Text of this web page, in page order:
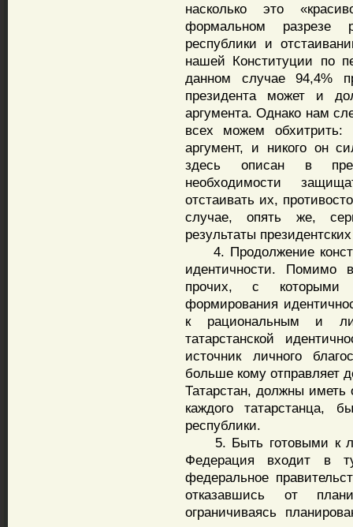
насколько это
формальном разрезе
республики и
нашей Конституции по
данном случае 94,4%
президента может и
аргумента. Однако нам
всех можем
аргумент, и никого он
здесь описан в
необходимости
отстаивать их,
случае, опять же,
результаты
4. Продолжение
идентичности. Помимо
прочих, с которыми
формирования
к рациональным и
татарстанской
источник личного
больше кому отправляет
Татарстан, должны иметь
каждого татарстанца,
республики.
5. Быть готовыми к
Федерация входит в
федеральное
отказавшись от
ограничиваясь